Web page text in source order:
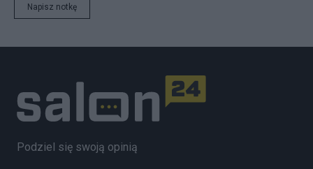
Napisz notkę
Podziel się swoją opinią